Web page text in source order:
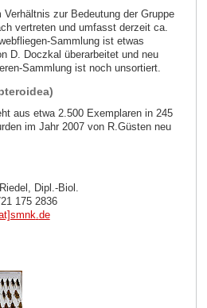
zur Bedeutung der Gruppe
vertreten und umfasst derzeit ca.
Sammlung ist etwas
D. Doczkal überarbeitet und neu
Sammlung ist noch unsortiert.
aus etwa 2.500 Exemplaren in 245
im Jahr 2007 von R.Güsten neu
Dipl.-Biol.
175 2836
de